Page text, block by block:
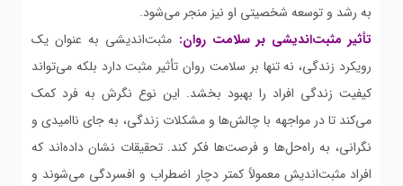
به رشد و توسعه شخصیتی او نیز منجر می‌شود.
تأثیر مثبت‌اندیشی بر سلامت روان: مثبت‌اندیشی به عنوان یک
رویکرد زندگی، نه تنها بر سلامت روان تأثیر مثبت دارد بلکه می‌تواند
کیفیت زندگی افراد را بهبود بخشد. این نوع نگرش به فرد کمک
می‌کند تا در مواجهه با چالش‌ها و مشکلات زندگی، به جای ناامیدی و
نگرانی، به راه‌حل‌ها و فرصت‌ها فکر کند. تحقیقات نشان داده‌اند که
افراد مثبت‌اندیش معمولاً کمتر دچار اضطراب و افسردگی می‌شوند و